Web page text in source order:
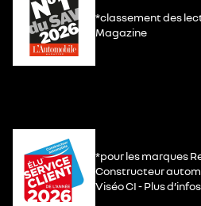
*classement des
Magazine
*pour les marques
Constructeur
Viséo CI - Plus